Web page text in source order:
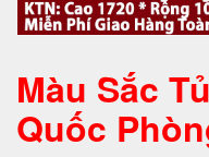
Màu Sắc
Quốc